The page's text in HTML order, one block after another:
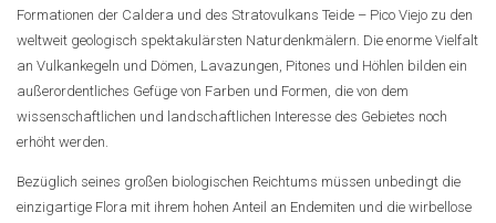
Formationen der Caldera und des Stratovulkans Teide – Pico Viejo zu den
weltweit geologisch spektakulärsten Naturdenkmälern. Die enorme Vielfalt
an Vulkankegeln und Dömen, Lavazungen, Pitones und Höhlen bilden ein
außerordentliches Gefüge von Farben und Formen, die von dem
wissenschaftlichen und landschaftlichen Interesse des Gebietes noch
erhöht werden.
Bezüglich seines großen biologischen Reichtums müssen unbedingt die
einzigartige Flora mit ihrem hohen Anteil an Endemiten und die wirbellose